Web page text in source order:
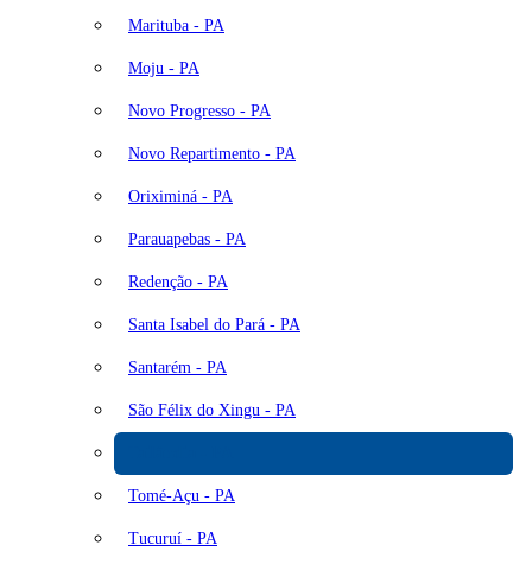
Marituba - PA
Moju - PA
Novo Progresso - PA
Novo Repartimento - PA
Oriximiná - PA
Parauapebas - PA
Redenção - PA
Santa Isabel do Pará - PA
Santarém - PA
São Félix do Xingu - PA
Tomé-Açu - PA
Tucuruí - PA